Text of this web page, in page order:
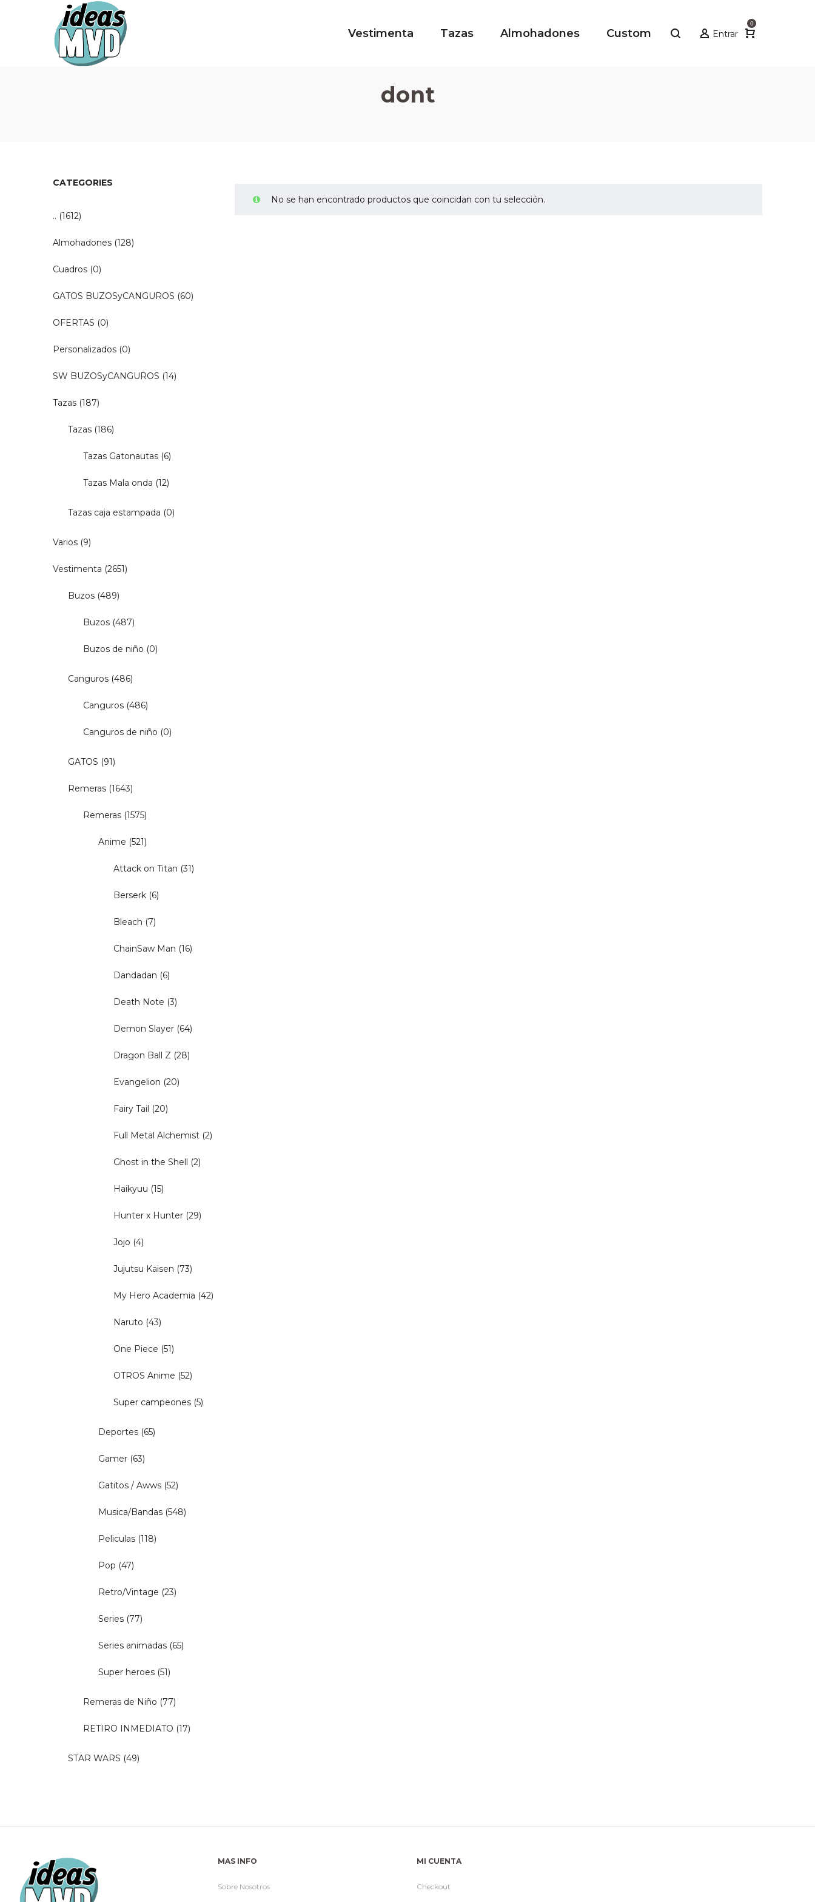
Ideas
Ideas Entrar
0
Vestimenta Tazas Almohadones Custom
dont
No se han encontrado productos que coincidan con tu selección.
CATEGORIES
.. (1612)
Almohadones (128)
Cuadros (0)
GATOS BUZOSyCANGUROS (60)
OFERTAS (0)
Personalizados (0)
SW BUZOSyCANGUROS (14)
Tazas (187)
Tazas (186)
Tazas Gatonautas (6)
Tazas Mala onda (12)
Tazas caja estampada (0)
Varios (9)
Vestimenta (2651)
Buzos (489)
Buzos (487)
Buzos de niño (0)
Canguros (486)
Canguros (486)
Canguros de niño (0)
GATOS (91)
Remeras (1643)
Remeras (1575)
Anime (521)
Attack on Titan (31)
Berserk (6)
Bleach (7)
ChainSaw Man (16)
Dandadan (6)
Death Note (3)
Demon Slayer (64)
Dragon Ball Z (28)
Evangelion (20)
Fairy Tail (20)
Full Metal Alchemist (2)
Ghost in the Shell (2)
Haikyuu (15)
Hunter x Hunter (29)
Jojo (4)
Jujutsu Kaisen (73)
My Hero Academia (42)
Naruto (43)
One Piece (51)
OTROS Anime (52)
Super campeones (5)
Deportes (65)
Gamer (63)
Gatitos / Awws (52)
Musica/Bandas (548)
Peliculas (118)
Pop (47)
Retro/Vintage (23)
Series (77)
Series animadas (65)
Super heroes (51)
Remeras de Niño (77)
RETIRO INMEDIATO (17)
STAR WARS (49)
MAS INFO
Sobre Nosotros
MI CUENTA
Checkout